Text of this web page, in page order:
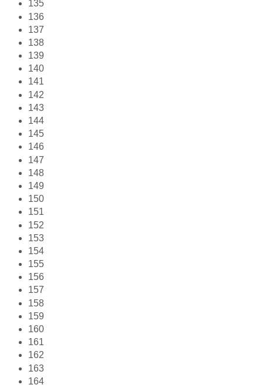
135
136
137
138
139
140
141
142
143
144
145
146
147
148
149
150
151
152
153
154
155
156
157
158
159
160
161
162
163
164